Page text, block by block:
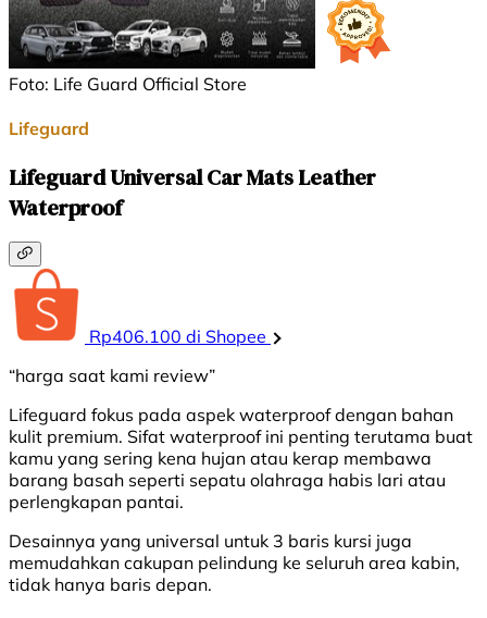
Foto: Life Guard Official Store
Lifeguard
Lifeguard Universal Car Mats Leather
Waterproof
Rp406.100 di Shopee
“harga saat kami review”
Lifeguard fokus pada aspek waterproof dengan bahan
kulit premium. Sifat waterproof ini penting terutama buat
kamu yang sering kena hujan atau kerap membawa
barang basah seperti sepatu olahraga habis lari atau
perlengkapan pantai.
Desainnya yang universal untuk 3 baris kursi juga
memudahkan cakupan pelindung ke seluruh area kabin,
tidak hanya baris depan.